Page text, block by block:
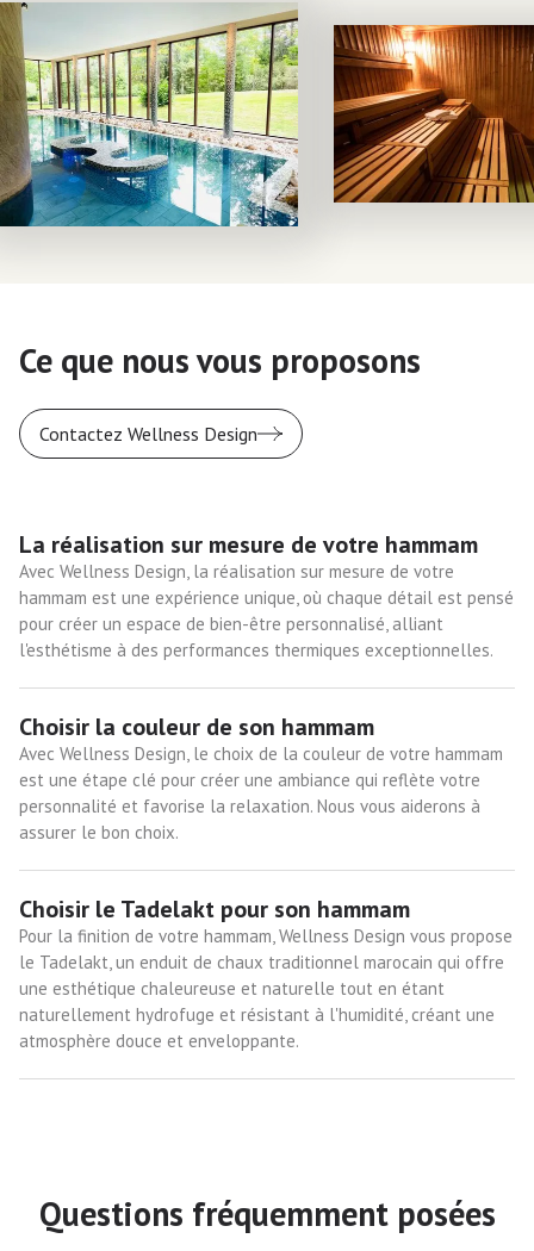
Ce que nous vous proposons
Contactez Wellness Design
La réalisation sur mesure de votre hammam
Avec Wellness Design, la réalisation sur mesure de votre
hammam est une expérience unique, où chaque détail est pensé
pour créer un espace de bien-être personnalisé, alliant
l'esthétisme à des performances thermiques exceptionnelles.
Choisir la couleur de son hammam
Avec Wellness Design, le choix de la couleur de votre hammam
est une étape clé pour créer une ambiance qui reflète votre
personnalité et favorise la relaxation. Nous vous aiderons à
assurer le bon choix.
Choisir le Tadelakt pour son hammam
Pour la finition de votre hammam, Wellness Design vous propose
le Tadelakt, un enduit de chaux traditionnel marocain qui offre
une esthétique chaleureuse et naturelle tout en étant
naturellement hydrofuge et résistant à l'humidité, créant une
atmosphère douce et enveloppante.
Questions fréquemment posées